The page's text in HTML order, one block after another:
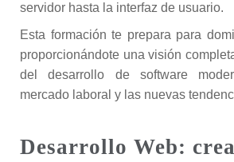
servidor hasta la interfaz de usuario.
Esta formación te prepara para
proporcionándote una visión
del desarrollo de software
mercado laboral y las nuevas
Desarrollo Web: